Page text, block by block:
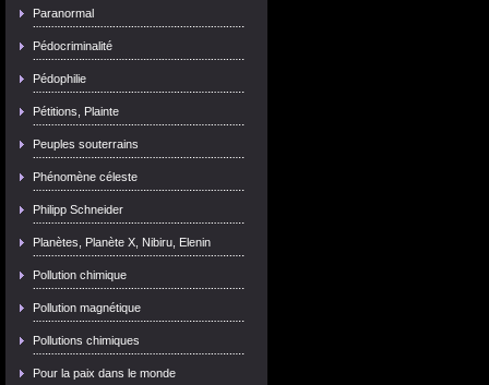
Paranormal
Pédocriminalité
Pédophilie
Pétitions, Plainte
Peuples souterrains
Phénomène céleste
Philipp Schneider
Planètes, Planète X, Nibiru, Elenin
Pollution chimique
Pollution magnétique
Pollutions chimiques
Pour la paix dans le monde